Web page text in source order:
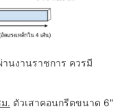
นงานราชการ ควรมี
. ตัวเสาคอนกรีตขนาด 6"